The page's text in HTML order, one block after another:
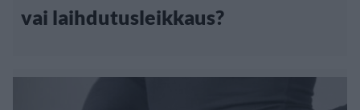
vai laihdutusleikkaus?